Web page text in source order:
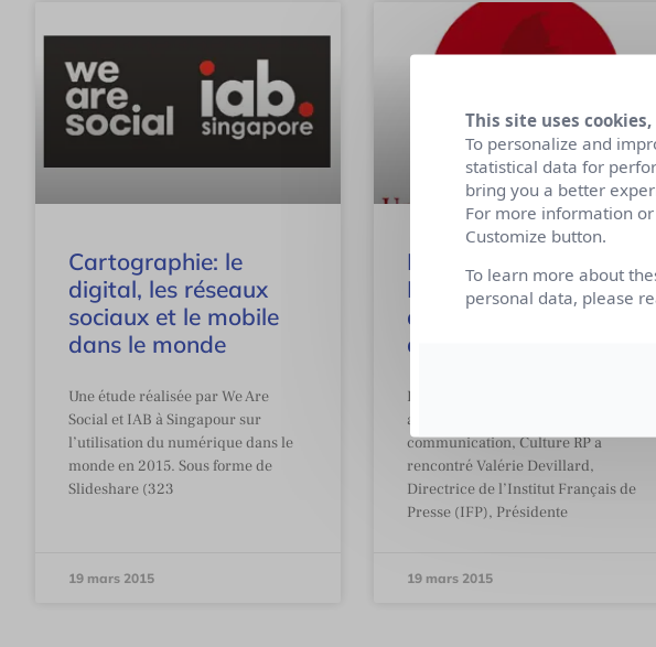
Cartographie: le
digital, les réseaux
sociaux et le mobile
dans le monde
Une étude réalisée par We Are
Social et IAB à Singapour sur
l’utilisation du numérique dans le
monde en 2015. Sous forme de
Slideshare (323
19 mars 2015
ITW de Valérie
Devillard, Directrice
de l’Institut Français
de Presse
Dans le cadre d’un cycle consacré
aux grandes écoles de
communication, Culture RP a
rencontré Valérie Devillard,
Directrice de l’Institut Français de
Presse (IFP), Présidente
19 mars 2015
This site uses cookies,
To personalize and
statistical data for
bring you a better
For more information
Customize button.
To learn more about
personal data, please